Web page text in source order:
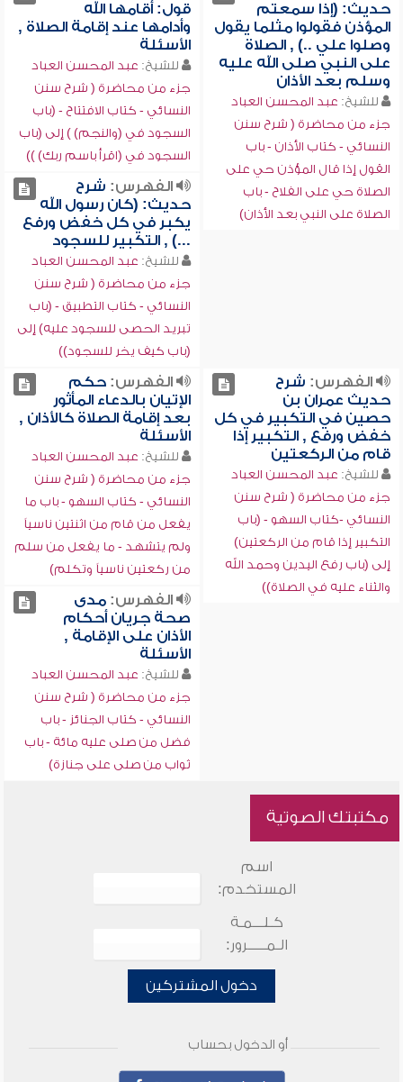
حديث: (إذا سمعتم
المؤذن فقولوا مثلما يقول
وصلوا علي ..) , الصلاة
على النبي صلى الله عليه
وسلم بعد الأذان
للشيخ: عبد المحسن العباد
جزء من محاضرة ( شرح سنن
النسائي - كتاب الأذان - باب
القول إذا قال المؤذن حي على
الصلاة حي على الفلاح - باب
الصلاة على النبي بعد الأذان)
قول: أقامها الله
وأدامها عند إقامة الصلاة ,
الأسئلة
للشيخ: عبد المحسن العباد
جزء من محاضرة ( شرح سنن
النسائي - كتاب الافتتاح - (باب
السجود في (والنجم) ) إلى (باب
السجود في (اقرأ باسم ربك) ))
الفهرس: شرح
حديث: (كان رسول الله
يكبر في كل خفض ورفع
...) , التكبير للسجود
للشيخ: عبد المحسن العباد
جزء من محاضرة ( شرح سنن
النسائي - كتاب التطبيق - (باب
تبريد الحصى للسجود عليه) إلى
(باب كيف يخر للسجود))
الفهرس: شرح
حديث عمران بن
حصين في التكبير في كل
خفض ورفع , التكبير إذا
قام من الركعتين
للشيخ: عبد المحسن العباد
جزء من محاضرة ( شرح سنن
النسائي -كتاب السهو - (باب
التكبير إذا قام من الركعتين)
إلى (باب رفع اليدين وحمد الله
والثناء عليه في الصلاة))
الفهرس:حكم
الإتيان بالدعاء المأثور
بعد إقامة الصلاة كالأذان ,
الأسئلة
للشيخ: عبد المحسن العباد
جزء من محاضرة ( شرح سنن
النسائي - كتاب السهو - باب ما
يفعل من قام من اثنتين ناسياً
ولم يتشهد - ما يفعل من سلم
من ركعتين ناسياً وتكلم)
الفهرس:مدى
صحة جريان أحكام
الأذان على الإقامة ,
الأسئلة
للشيخ: عبد المحسن العباد
جزء من محاضرة ( شرح سنن
النسائي - كتاب الجنائز - باب
فضل من صلى عليه مائة - باب
ثواب من صلى على جنازة)
مكتبتك الصوتية
اسم
المستخدم:
كـلـــمـة
الـمـــــرور:
دخول المشتركين
أو الدخول بحساب